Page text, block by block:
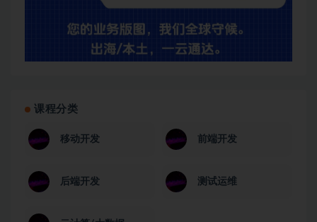
课程分类
移动开发 前端开发
后端开发 测试运维